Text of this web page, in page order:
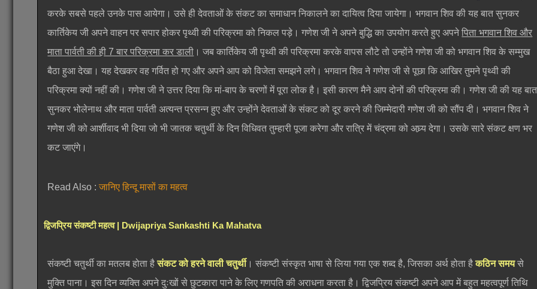
करके सबसे पहले उनके पास आयेगा। उसे ही देवताओं के संकट का समाधान निकालने का दायित्व दिया जायेगा। भगवान शिव की यह बात सुनकर
कार्तिकेय जी अपने वाहन पर सपार होकर पृथ्वी की परिक्रमा को निकल पड़े। गणेश जी ने अपने बुद्धि का उपयोग करते हुए अपनेपिता भगवान शिव और
माता पार्वती की ही 7 बार परिक्रमा कर डाली । जब कार्तिकेय जी पृथ्वी की परिक्रमा करके वापस लौटे तो उन्होंने गणेश जी को भगवान शिव के सम्मुख
बैठा हुआ देखा। यह देखकर वह गर्वित हो गए और अपने आप को विजेता समझने लगे। भगवान शिव ने गणेश जी से पूछा कि आखिर तुमने पृथ्वी की
परिक्रमा क्यों नहीं की। गणेश जी ने उत्तर दिया कि मां-बाप के चरणों में पूरा लोक है। इसी कारण मैने आप दोनों की परिक्रमा की। गणेश जी की यह बात
सुनकर भोलेनाथ और माता पार्वती अत्यन्त प्रसन्न हुए और उन्होंने देवताओं के संकट को दूर करने की जिम्मेदारी गणेश जी को सौंप दी। भगवान शिव ने
गणेश जी को आर्शीवाद भी दिया जो भी जातक चतुर्थी के दिन विधिवत तुम्हारी पूजा करेगा और रात्रि में चंद्रमा को अघ्र्य देगा। उसके सारे संकट क्षण भर
कट जाएंगे।
Read Also :जानिए हिन्दू मासों का महत्व
द्विजप्रिय संकष्टी महत्व | Dwijapriya Sankashti Ka Mahatva
संकष्टी चतुर्थी का मतलब होता हैसंकट को हरने वाली चतुर्थी। संकष्टी संस्कृत भाषा से लिया गया एक शब्द है, जिसका अर्थ होता हैकठिन समयसे
मुक्ति पाना। इस दिन व्यक्ति अपने दुःखों से छुटकारा पाने के लिए गणपति की अराधना करता है। द्विजप्रिय संकष्टी अपने आप में बहुत महत्वपूर्ण तिथि